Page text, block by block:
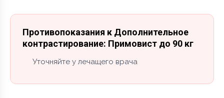
Противопоказания к Дополнительное
контрастирование: Примовист до 90 кг
Уточняйте у лечащего врача